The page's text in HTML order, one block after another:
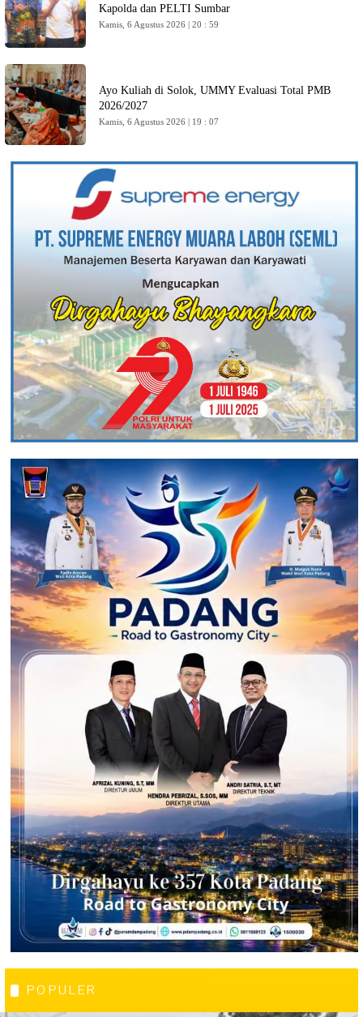
Kapolda dan PELTI Sumbar
Kamis, 6 Agustus 2026 | 20 : 59
Ayo Kuliah di Solok, UMMY Evaluasi Total PMB
2026/2027
Kamis, 6 Agustus 2026 | 19 : 07
POPULER